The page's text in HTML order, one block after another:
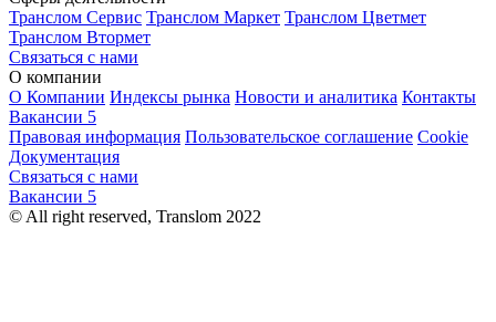
Транслом Сервис Транслом Маркет Транслом Цветмет
Транслом Втормет
Связаться с нами
О компании
О Компании Индексы рынка Новости и аналитика Контакты
Вакансии 5
Правовая информация Пользовательское соглашение Cookie
Документация
Связаться с нами
Вакансии 5
© All right reserved, Translom 2022